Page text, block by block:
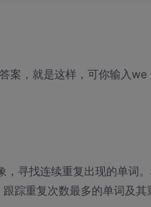
案，就是这样，可你输入
寻找连续重复出现的单词
踪重复次数最多的单词及